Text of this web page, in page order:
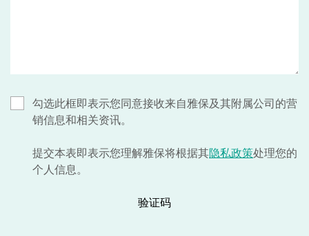
勾选此框即表示您同意接收来自雅保及其附属公司的营
销信息和相关资讯。
提交本表即表示您理解雅保将根据其隐私政策处理您的
个人信息。
验证码